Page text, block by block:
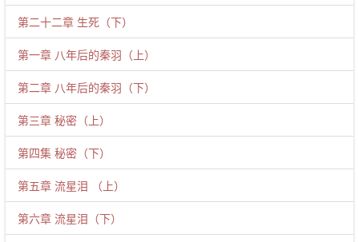
第二十二章 生死（下）
第一章 八年后的秦羽（上）
第二章 八年后的秦羽（下）
第三章 秘密（上）
第四集 秘密（下）
第五章 流星泪 （上）
第六章 流星泪（下）